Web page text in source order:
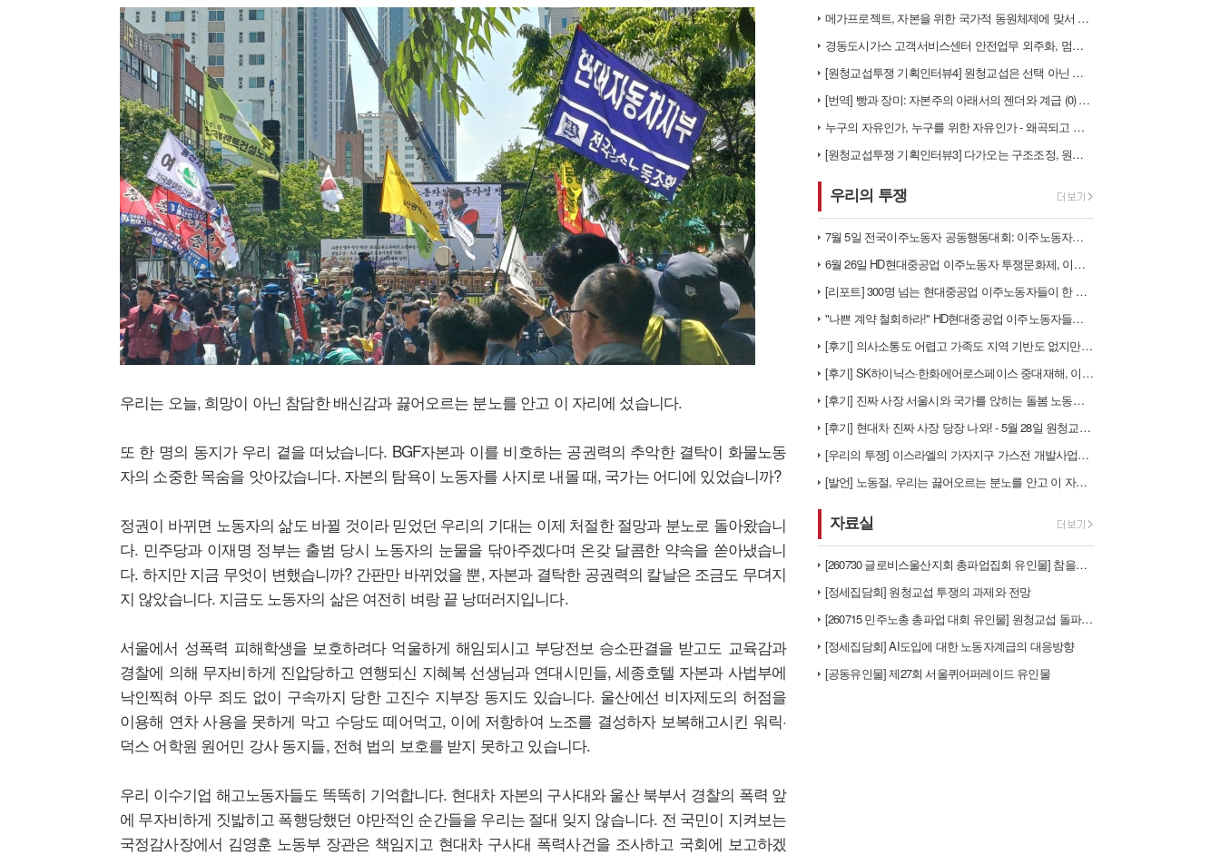
우리는 오늘, 희망이 아닌 참담한 배신감과 끓어오르는 분노를 안고 이 자리에 섰습니다.
​또 한 명의 동지가 우리 곁을 떠났습니다. BGF자본과 이를 비호하는 공권력의 추악한 결탁이 화물노동
자의 소중한 목숨을 앗아갔습니다. 자본의 탐욕이 노동자를 사지로 내몰 때, 국가는 어디에 있었습니까?
정권이 바뀌면 노동자의 삶도 바뀔 것이라 믿었던 우리의 기대는 이제 처절한 절망과 분노로 돌아왔습니
다. ​민주당과 이재명 정부는 출범 당시 노동자의 눈물을 닦아주겠다며 온갖 달콤한 약속을 쏟아냈습니
다. 하지만 지금 무엇이 변했습니까? 간판만 바뀌었을 뿐, 자본과 결탁한 공권력의 칼날은 조금도 무뎌지
지 않았습니다. 지금도 노동자의 삶은 여전히 벼랑 끝 낭떠러지입니다.
서울에서 성폭력 피해학생을 보호하려다 억울하게 해임되시고 부당전보 승소판결을 받고도 교육감과
경찰에 의해 무자비하게 진압당하고 연행되신 지혜복 선생님과 연대시민들, 세종호텔 자본과 사법부에
낙인찍혀 아무 죄도 없이 구속까지 당한 고진수 지부장 동지도 있습니다. 울산에선 비자제도의 허점을
이용해 연차 사용을 못하게 막고 수당도 떼어먹고, 이에 저항하여 노조를 결성하자 보복해고시킨 워릭·
덕스 어학원 원어민 강사 동지들, 전혀 법의 보호를 받지 못하고 있습니다.
​우리 이수기업 해고노동자들도 똑똑히 기억합니다. 현대차 자본의 구사대와 울산 북부서 경찰의 폭력 앞
에 무자비하게 짓밟히고 폭행당했던 야만적인 순간들을 우리는 절대 잊지 않습니다. 전 국민이 지켜보는
국정감사장에서 김영훈 노동부 장관은 책임지고 현대차 구사대 폭력사건을 조사하고 국회에 보고하겠
메가프로젝트, 자본을 위한 국가적 동원체제에 맞서 어떻게 싸울 것인가?
경동도시가스 고객서비스센터 안전업무 외주화, 멈춰라!
[원청교섭투쟁 기획인터뷰4] 원청교섭은 선택 아닌 필수! 7.15 총파업…
[번역] 빵과 장미: 자본주의 아래서의 젠더와 계급 (0) 들어가며
누구의 자유인가, 누구를 위한 자유인가 - 왜곡되고 박제된 광주를 넘어
[원청교섭투쟁 기획인터뷰3] 다가오는 구조조정, 원청책임 부품·서열노동자…
우리의 투쟁
7월 5일 전국이주노동자 공동행동대회: 이주노동자들이 노동조합 가입을 선…
6월 26일 HD현대중공업 이주노동자 투쟁문화제, 이주노동자들의 함성과 …
[리포트] 300명 넘는 현대중공업 이주노동자들이 한 자리에 모이다
"나쁜 계약 철회하라!" HD현대중공업 이주노동자들이 일어서다
[후기] 의사소통도 어렵고 가족도 지역 기반도 없지만, 민주노조의 길이 …
[후기] SK하이닉스·한화에어로스페이스 중대재해, 이윤 위해 생명안전을 …
[후기] 진짜 사장 서울시와 국가를 앉히는 돌봄 노동자 투쟁을 위해
[후기] 현대차 진짜 사장 당장 나와! - 5월 28일 원청교섭 불응 현…
[우리의 투쟁] 이스라엘의 가자지구 가스전 개발사업에 참여하는 한국석유공…
[발언] 노동절, 우리는 끓어오르는 분노를 안고 이 자리에 섰습니다
자료실
[260730 글로비스울산지회 총파업집회 유인물] 참을만큼 참았다! 총단…
[정세집담회] 원청교섭 투쟁의 과제와 전망
[260715 민주노총 총파업 대회 유인물] 원청교섭 돌파구 - 7월 총…
[정세집담회] AI도입에 대한 노동자계급의 대응방향
[공동유인물] 제27회 서울퀴어퍼레이드 유인물